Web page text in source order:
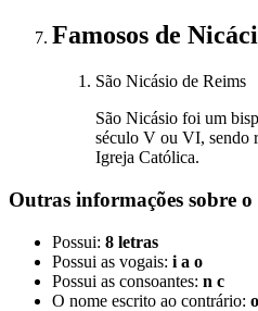
Famosos de
São Nicásio de Reims
São Nicásio foi um
século V ou VI, sendo
Igreja Católica.
Outras informações sobre o
Possui: 8 letras
Possui as vogais: i a o
Possui as consoantes: n c
O nome escrito ao contrário: